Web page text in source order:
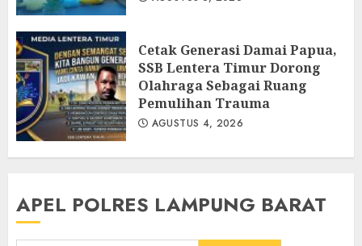
Cetak Generasi Damai Papua,
SSB Lentera Timur Dorong
Olahraga Sebagai Ruang
Pemulihan Trauma
AGUSTUS 4, 2026
APEL POLRES LAMPUNG BARAT